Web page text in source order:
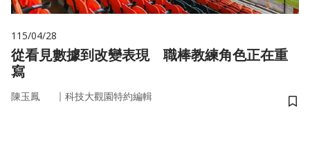
115/04/28
從看見數據到改變表現 職棒教練角色正在重
寫
陳玉鳳 ｜ 科技大觀園特約編輯
儲